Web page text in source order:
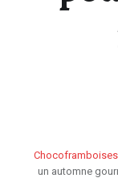
Chocoframboises
un automne